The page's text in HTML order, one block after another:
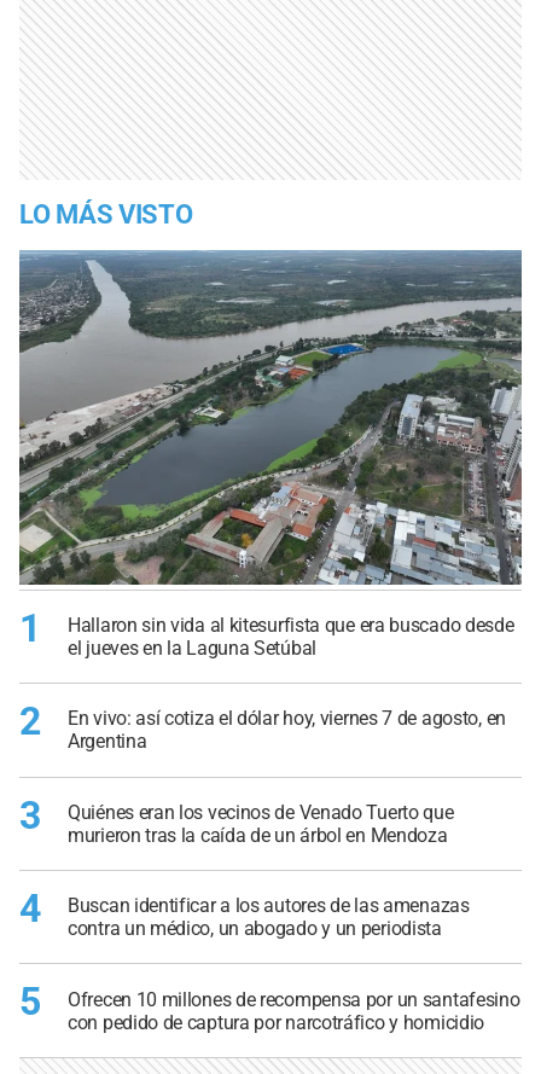
LO MÁS VISTO
1
Hallaron sin vida al kitesurfista que era buscado desde
el jueves en la Laguna Setúbal
2
En vivo: así cotiza el dólar hoy, viernes 7 de agosto, en
Argentina
3
Quiénes eran los vecinos de Venado Tuerto que
murieron tras la caída de un árbol en Mendoza
4
Buscan identificar a los autores de las amenazas
contra un médico, un abogado y un periodista
5
Ofrecen 10 millones de recompensa por un santafesino
con pedido de captura por narcotráfico y homicidio